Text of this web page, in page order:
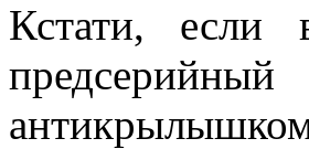
Кстати, если